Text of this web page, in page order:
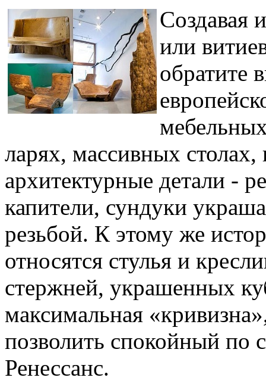
Создавая
или
обратите
ларях, массивных
архитектурные детали -
капители, сундуки
резьбой. К этому же
относятся стулья и
стержней, украшенных
максимальная
позволить спокойный
Ренессанс.